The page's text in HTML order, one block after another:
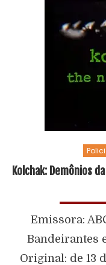
Kolchak: Demônios
Emissora:
Bandeirantes
Original: de 13